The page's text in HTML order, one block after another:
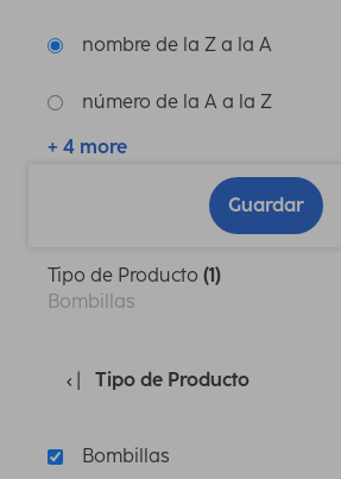
nombre de la Z a la A
número de la A a la Z
+ 4 more
Guardar
Tipo de Producto (1)
Bombillas
Tipo de Producto
Bombillas